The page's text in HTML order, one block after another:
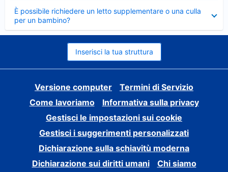
È possibile richiedere un letto supplementare o una culla
per un bambino?
Elemento
chiuso
Inserisci la tua struttura
Versione computer
Termini di Servizio
Come lavoriamo
Informativa sulla privacy
Gestisci le impostazioni sui cookie
Gestisci i suggerimenti personalizzati
Dichiarazione sulla schiavitù moderna
Dichiarazione sui diritti umani
Chi siamo